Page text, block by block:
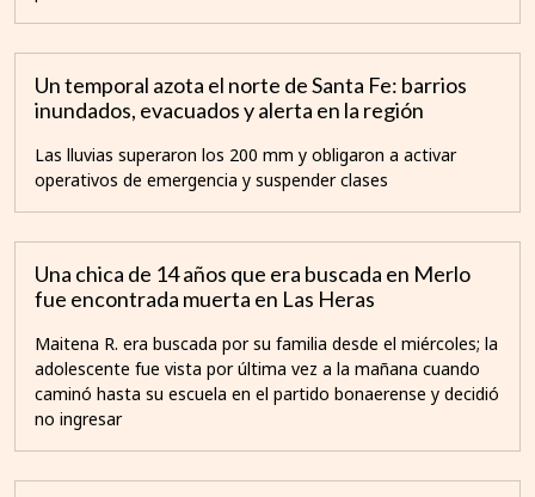
Un temporal azota el norte de Santa Fe: barrios
inundados, evacuados y alerta en la región
Las lluvias superaron los 200 mm y obligaron a activar
operativos de emergencia y suspender clases
Una chica de 14 años que era buscada en Merlo
fue encontrada muerta en Las Heras
Maitena R. era buscada por su familia desde el miércoles; la
adolescente fue vista por última vez a la mañana cuando
caminó hasta su escuela en el partido bonaerense y decidió
no ingresar